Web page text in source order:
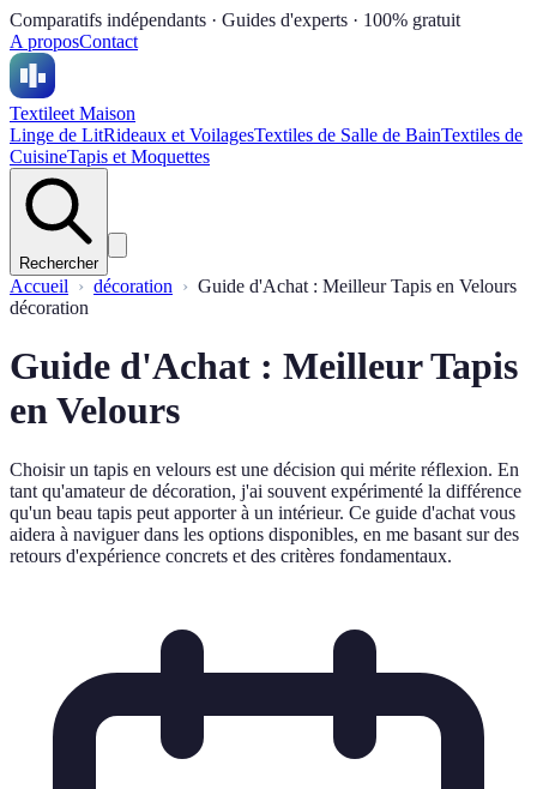
Comparatifs indépendants · Guides d'experts · 100% gratuit
A proposContact
Textileet Maison
Linge de LitRideaux et VoilagesTextiles de Salle de BainTextiles de
CuisineTapis et Moquettes
Rechercher
Accueil décoration
Guide d'Achat : Meilleur Tapis en Velours
décoration
Guide d'Achat : Meilleur Tapis
en Velours
Choisir un tapis en velours est une décision qui mérite réflexion. En
tant qu'amateur de décoration, j'ai souvent expérimenté la différence
qu'un beau tapis peut apporter à un intérieur. Ce guide d'achat vous
aidera à naviguer dans les options disponibles, en me basant sur des
retours d'expérience concrets et des critères fondamentaux.